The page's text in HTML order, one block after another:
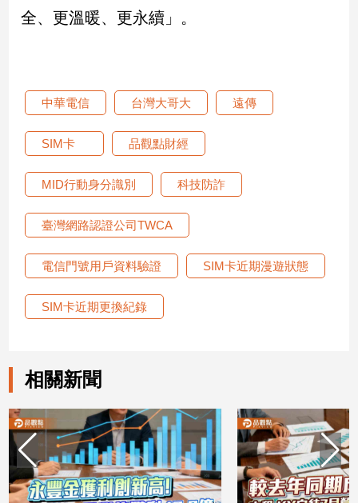
全、更溫暖、更永續」。
中華電信 台灣大哥大 遠傳
SIM卡 品觀點財經
MID行動身分識別 科技防詐
臺灣網路認證公司TWCA
電信門號用戶資料驗證 SIM卡近期漫遊狀態
SIM卡近期更換紀錄
相關新聞